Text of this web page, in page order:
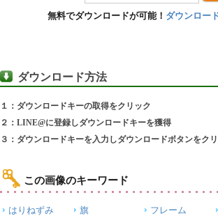
無料でダウンロードが可能！ ダウンロー
ダウンロード方法
１：ダウンロードキーの取得をクリック
２：LINE@に登録しダウンロードキーを獲得
３：ダウンロードキーを入力しダウンロードボタンをク
この画像のキーワード
はりねずみ 旗 フレーム